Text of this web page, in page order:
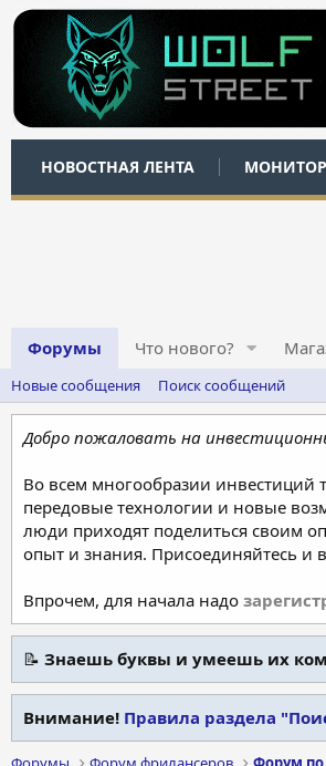
НОВОСТНАЯ ЛЕНТА
Форумы Что нового?
Новые сообщения Поиск сообщений
Добро пожаловать на
Во всем многообразии инвестиций
передовые технологии и новые
люди приходят поделиться своим
опыт и знания. Присоединяйтесь и
Впрочем, для начала надо
📝 Знаешь буквы и умеешь их
Внимание! Правила раздела